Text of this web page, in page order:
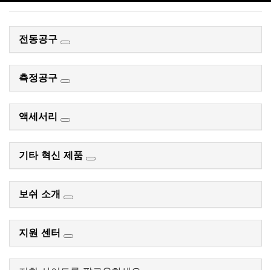
전동공구
측정공구
액세서리
기타 혁신 제품
보쉬 소개
지원 센터